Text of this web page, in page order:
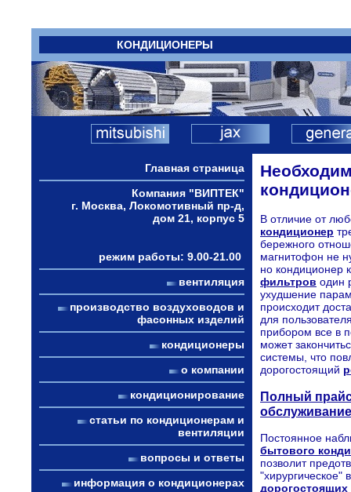
КОНДИЦИОНЕРЫ
Главная страница
Компания "ВИПТЕК"
г. Москва, Локомотивный пр-д,
дом 21, корпус 5
режим работы: 9.00-21.00
вентиляция
производство воздуховодов и
фасонных изделий
кондиционеры
о компании
кондиционирование
статьи по кондиционерам и
вентиляции
вопросы и ответы
информация о кондиционерах
В отличие от
кондиционер
бережного
магнитофон не
но кондиционер
фильтров один
ухудшение
происходит
для
прибором все в
может
системы, что
дорогостоящий
Полный
Постоянное
бытового
позволит
"хирургическое"
дорогостоящих